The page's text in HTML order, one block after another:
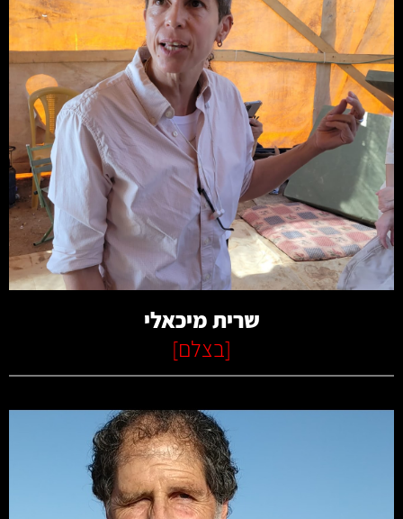
קרא עוד
שרית מיכאלי
[בצלם]